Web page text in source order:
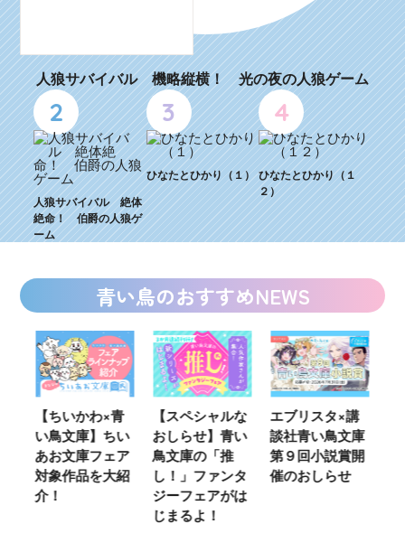
人狼サバイバル 機略縦横！ 光の夜の人狼ゲーム
2
人狼サバイバル 絶体
絶命！ 伯爵の人狼ゲ
ーム
3
ひなたとひかり（１）
4
ひなたとひかり（１
２）
青い鳥のおすすめNEWS
【ちいかわ×青
い鳥文庫】ちい
あお文庫フェア
対象作品を大紹
介！
【スペシャルな
おしらせ】青い
鳥文庫の「推
し！」ファンタ
ジーフェアがは
じまるよ！
エブリスタ×講
談社青い鳥文庫
第９回小説賞開
催のおしらせ